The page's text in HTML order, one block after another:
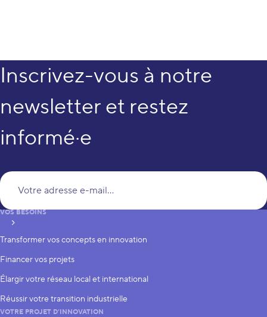
Inscrivez-vous à notre
newsletter et restez
informé·e
S’inscrire
VOS BESOINS
Transformer vos concepts en innovation
Financer vos projets
Élargir votre réseau local et international
Réussir votre transition industrielle
VOTRE PROJET D’INNOVATION